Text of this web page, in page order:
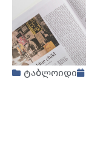
ტაბლოიდი